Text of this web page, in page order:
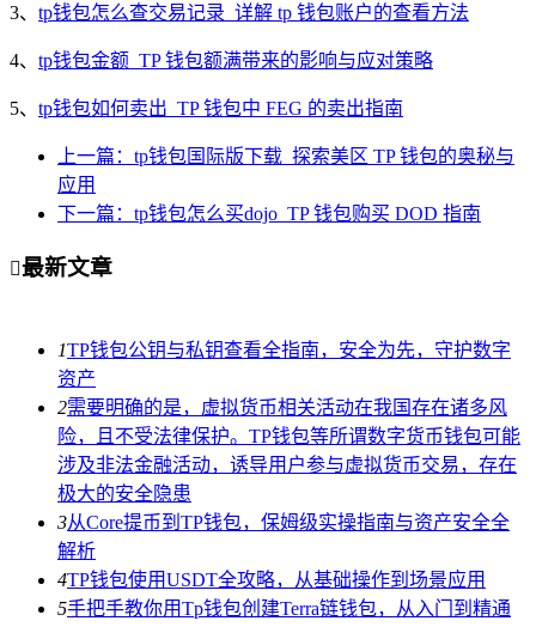
3、 tp钱包怎么查交易记录_详解 tp 钱包账户的查看方法
4、 tp钱包金额_TP 钱包额满带来的影响与应对策略
5、 tp钱包如何卖出_TP 钱包中 FEG 的卖出指南
上一篇：tp钱包国际版下载_探索美区 TP 钱包的奥秘与
应用
下一篇：tp钱包怎么买dojo_TP 钱包购买 DOD 指南
最新文章
1TP钱包公钥与私钥查看全指南，安全为先，守护数字
资产
2需要明确的是，虚拟货币相关活动在我国存在诸多风
险，且不受法律保护。TP钱包等所谓数字货币钱包可能
涉及非法金融活动，诱导用户参与虚拟货币交易，存在
极大的安全隐患
3从Core提币到TP钱包，保姆级实操指南与资产安全全
解析
4TP钱包使用USDT全攻略，从基础操作到场景应用
5手把手教你用Tp钱包创建Terra链钱包，从入门到精通